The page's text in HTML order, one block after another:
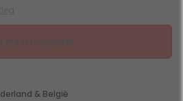
meer leverbaar
& België